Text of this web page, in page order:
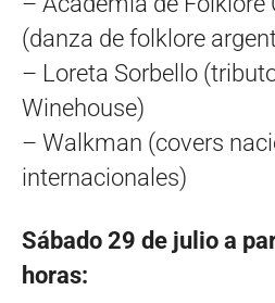
(danza de folklore
– Loreta Sorbello
Winehouse)
– Walkman (covers
internacionales)
Sábado 29 de julio a
horas: